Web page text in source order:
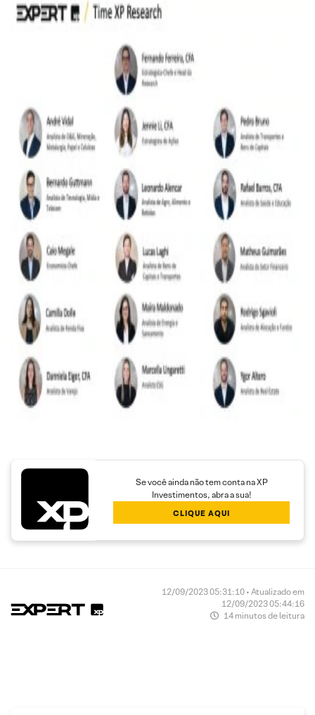
Se você ainda não tem conta na XP
Investimentos, abra a sua!
CLIQUE AQUI
12/09/2023 05:31:10 • Atualizado em
12/09/2023 05:44:16
14 minutos de leitura